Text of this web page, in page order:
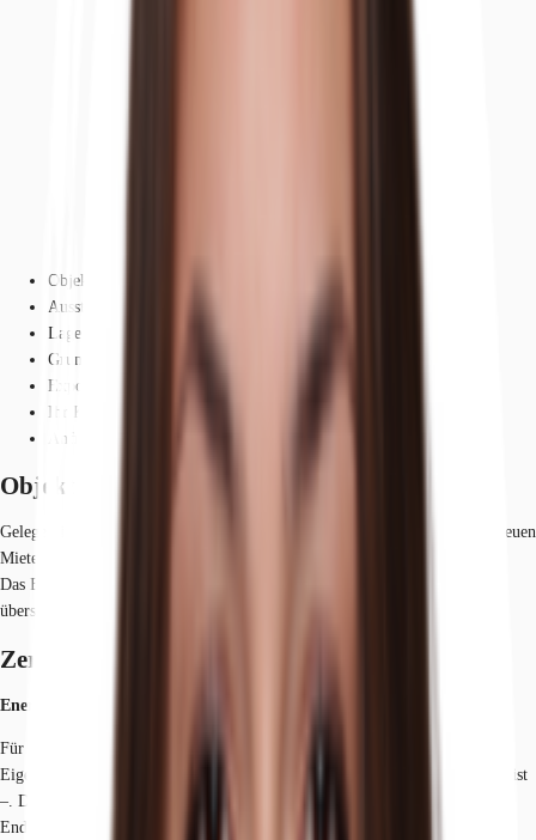
Objekt
Ausstattung
Lage und Verkehrsanbindung
Grundrisse
Exposé herunterladen
Ihr Kontakt
Anfrage senden
Objekt
Gelegen im Herzen von Benrath steht das ehemalige Single-Tenant-Haus neuen
Mieten offen.
Das Bestandsobjekt wurde über die Jahre gepflegt und bietet auf
übersichtlichen Etagengrößen unterschiedliche Grundrissgestaltungen an.
Zertifizierungen
Energieausweis
Für diese Liegenschaft liegt ein Verbrauchsausweis vom 18.02.2021 vom
Eigentümer/Vermieter vor. Der wesentliche Energieträger der Liegenschaft ist
–. Der Endenergieverbrauch Strom beträgt 23 kWh/(m²*a). Der
Endenergieverbrauch Wärme beträgt 176 kWh/(m²*a).